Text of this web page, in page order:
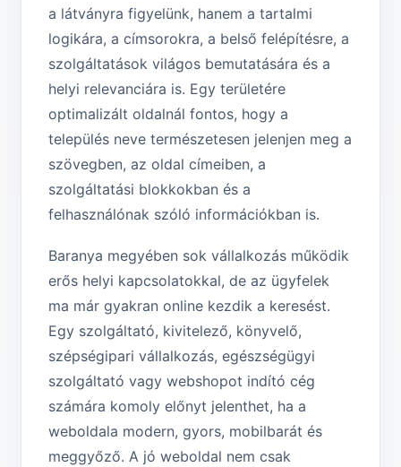
a látványra figyelünk, hanem a tartalmi
logikára, a címsorokra, a belső felépítésre, a
szolgáltatások világos bemutatására és a
helyi relevanciára is. Egy területére
optimalizált oldalnál fontos, hogy a
település neve természetesen jelenjen meg a
szövegben, az oldal címeiben, a
szolgáltatási blokkokban és a
felhasználónak szóló információkban is.
Baranya megyében sok vállalkozás működik
erős helyi kapcsolatokkal, de az ügyfelek
ma már gyakran online kezdik a keresést.
Egy szolgáltató, kivitelező, könyvelő,
szépségipari vállalkozás, egészségügyi
szolgáltató vagy webshopot indító cég
számára komoly előnyt jelenthet, ha a
weboldala modern, gyors, mobilbarát és
meggyőző. A jó weboldal nem csak